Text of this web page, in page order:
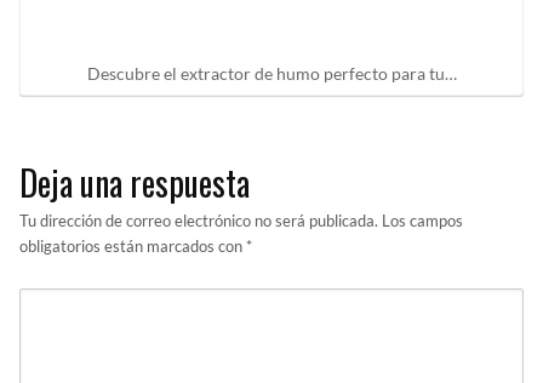
Descubre el extractor de humo perfecto para tu…
Deja una respuesta
Tu dirección de correo electrónico no será publicada. Los campos
obligatorios están marcados con *